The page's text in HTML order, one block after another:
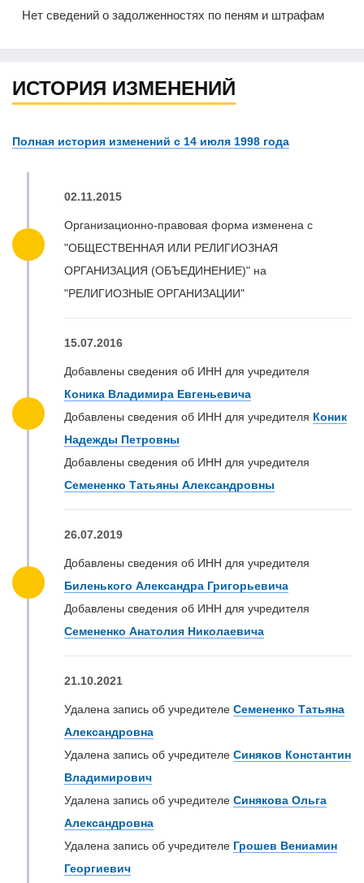
Нет сведений о задолженностях по пеням и штрафам
ИСТОРИЯ ИЗМЕНЕНИЙ
Полная история изменений с 14 июля 1998 года
02.11.2015
Организационно-правовая форма изменена с
"ОБЩЕСТВЕННАЯ ИЛИ РЕЛИГИОЗНАЯ
ОРГАНИЗАЦИЯ (ОБЪЕДИНЕНИЕ)" на
"РЕЛИГИОЗНЫЕ ОРГАНИЗАЦИИ"
15.07.2016
Добавлены сведения об ИНН для учредителя
Коника Владимира Евгеньевича
Добавлены сведения об ИНН для учредителя Коник
Надежды Петровны
Добавлены сведения об ИНН для учредителя
Семененко Татьяны Александровны
26.07.2019
Добавлены сведения об ИНН для учредителя
Биленького Александра Григорьевича
Добавлены сведения об ИНН для учредителя
Семененко Анатолия Николаевича
21.10.2021
Удалена запись об учредителе Семененко Татьяна
Александровна
Удалена запись об учредителе Синяков Константин
Владимирович
Удалена запись об учредителе Синякова Ольга
Александровна
Удалена запись об учредителе Грошев Вениамин
Георгиевич